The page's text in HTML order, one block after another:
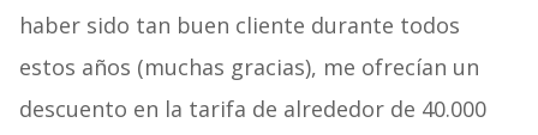
haber sido tan buen cliente durante todos
estos años (muchas gracias), me ofrecían un
descuento en la tarifa de alrededor de 40.000